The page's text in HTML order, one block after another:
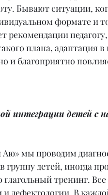
Бывают ситуации,
формате и
рекомендации
плана, адаптация в
и благоприятно
интеграции детей с
мы проводим
детей, иногда
глагольный тренинг.
дефектологии. В